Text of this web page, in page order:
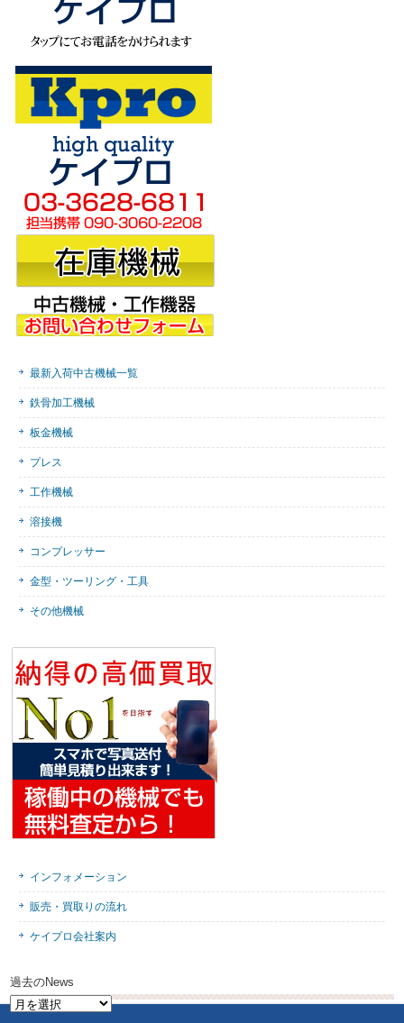
最新入荷中古機械一覧
鉄骨加工機械
板金機械
プレス
工作機械
溶接機
コンプレッサー
金型・ツーリング・工具
その他機械
インフォメーション
販売・買取りの流れ
ケイプロ会社案内
過去のNews
過